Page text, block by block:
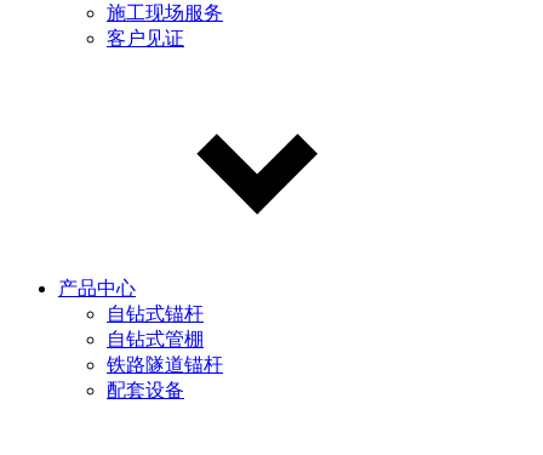
施工现场服务
客户见证
产品中心
自钻式锚杆
自钻式管棚
铁路隧道锚杆
配套设备